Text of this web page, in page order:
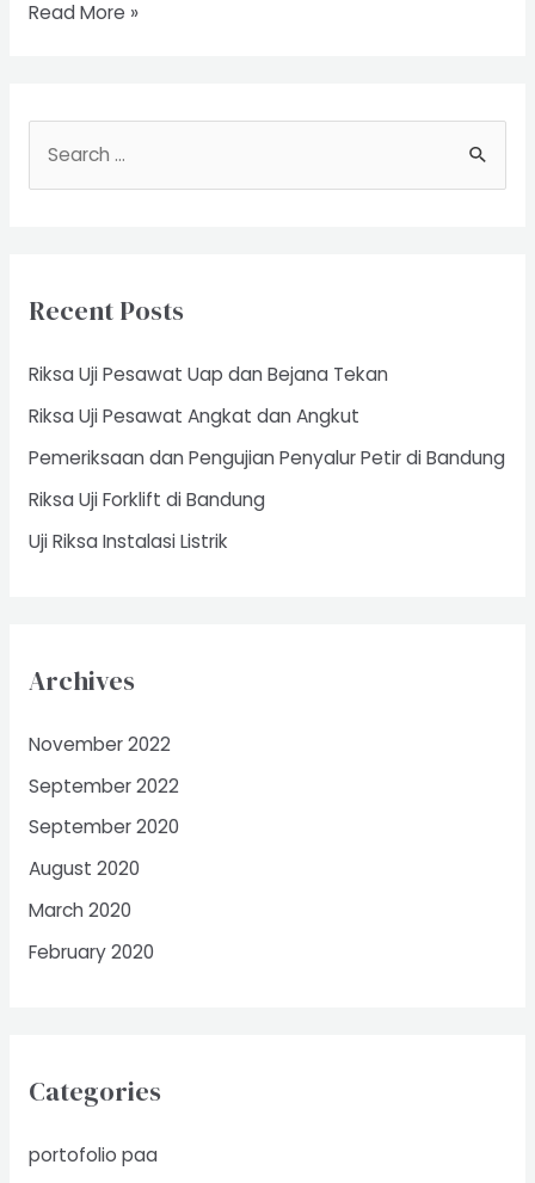
Riksa
Read More »
h
:
Recent Posts
Riksa Uji Pesawat Uap dan Bejana Tekan
Riksa Uji Pesawat Angkat dan Angkut
Pemeriksaan dan Pengujian Penyalur Petir di Bandung
Riksa Uji Forklift di Bandung
Uji Riksa Instalasi Listrik
Archives
November 2022
September 2022
September 2020
August 2020
March 2020
February 2020
Categories
portofolio paa